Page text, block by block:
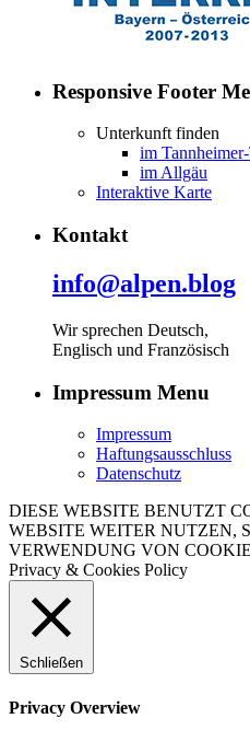
Responsive Footer
Unterkunft finden
im
im Allgäu
Interaktive Karte
Kontakt
info@alpen.blog
Wir sprechen Deutsch,
Englisch und Französisch
Impressum Menu
Impressum
Haftungsausschluss
Datenschutz
DIESE WEBSITE BENUTZT
WEBSITE WEITER NUTZEN,
VERWENDUNG VON
Privacy & Cookies Policy
Schließen
Privacy Overview